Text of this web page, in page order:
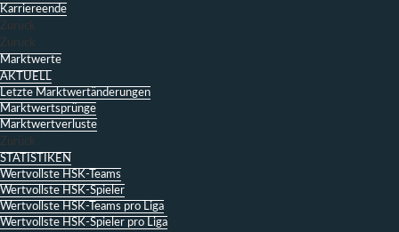
Karriereende
Zurück
Zurück
Marktwerte
AKTUELL
Letzte Marktwertänderungen
Marktwertsprünge
Marktwertverluste
Zurück
STATISTIKEN
Wertvollste HSK-Teams
Wertvollste HSK-Spieler
Wertvollste HSK-Teams pro Liga
Wertvollste HSK-Spieler pro Liga